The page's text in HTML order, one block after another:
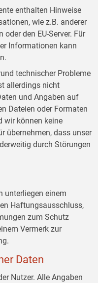
enthalten Hinweise
wie z.B. anderer
den EU-Server. Für
Informationen kann
technischer Probleme
allerdings nicht
und Angaben auf
Dateien oder Formaten
wir können keine
übernehmen, dass unser
durch Störungen
unterliegen einem
Haftungsausschluss,
zum Schutz
Vermerk zur
Daten
Nutzer. Alle Angaben